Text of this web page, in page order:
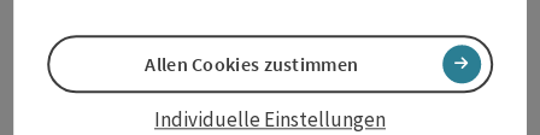
Eignung
Individuelle Einstellungen
Allen Cookies zustimmen